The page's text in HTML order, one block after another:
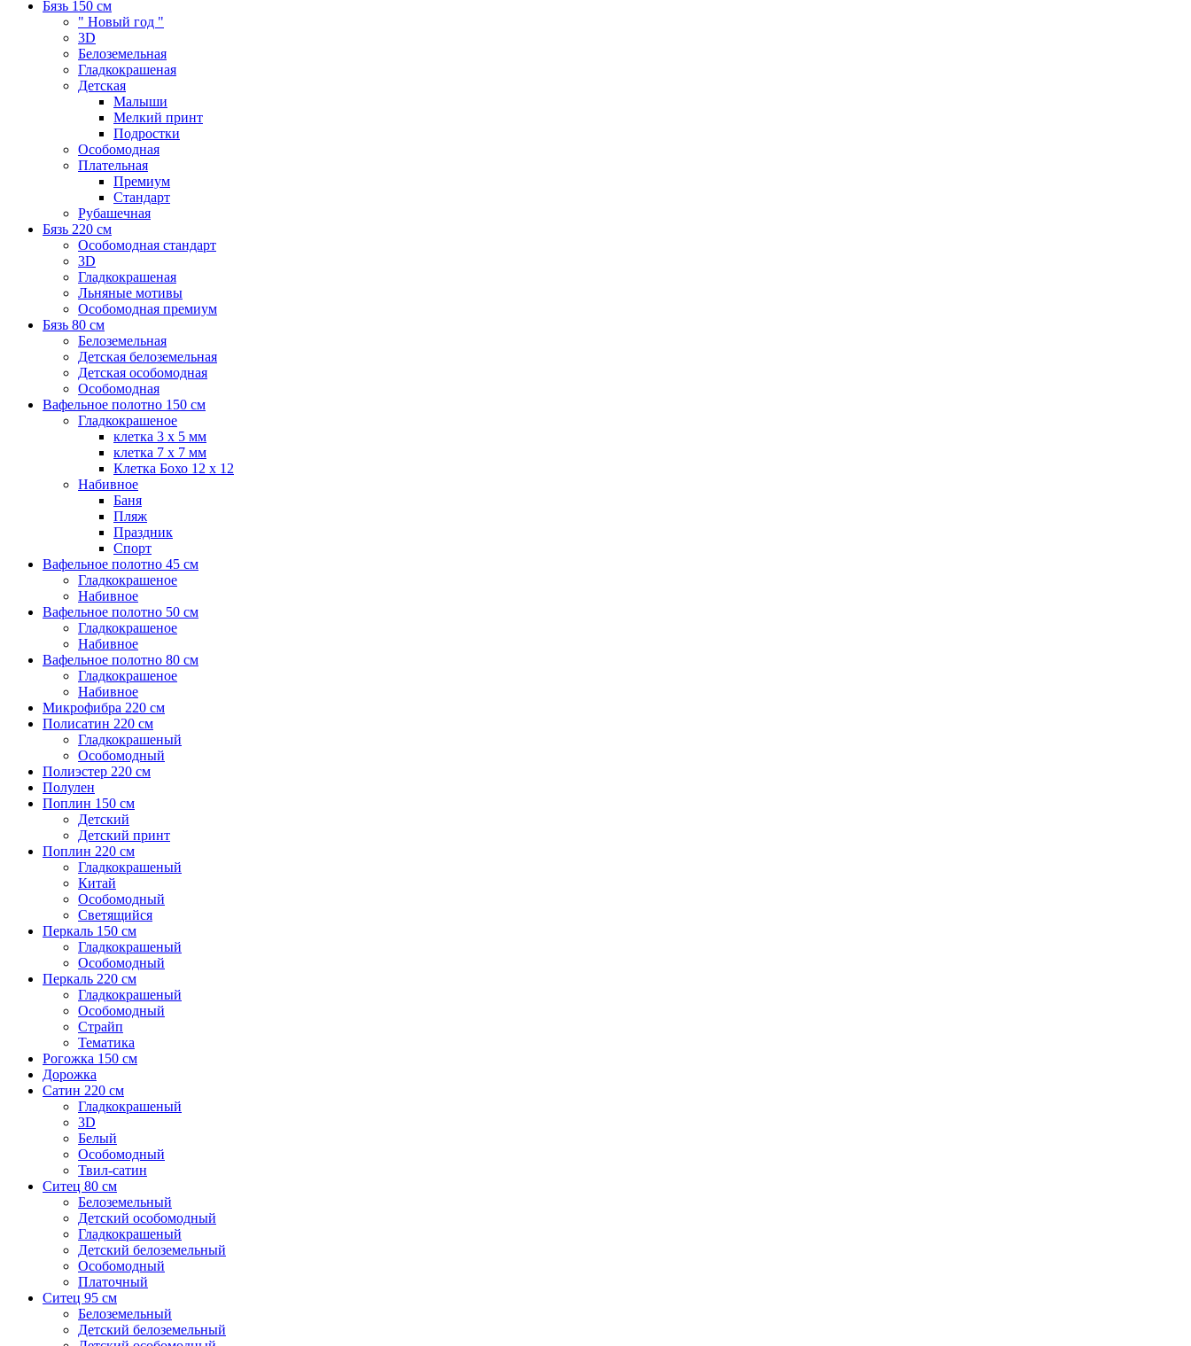
Бязь 150 см
" Новый год "
3D
Белоземельная
Гладкокрашеная
Детская
Малыши
Мелкий принт
Подростки
Особомодная
Плательная
Премиум
Стандарт
Рубашечная
Бязь 220 см
Особомодная стандарт
3D
Гладкокрашеная
Льняные мотивы
Особомодная премиум
Бязь 80 см
Белоземельная
Детская белоземельная
Детская особомодная
Особомодная
Вафельное полотно 150 см
Гладкокрашеное
клетка 3 х 5 мм
клетка 7 х 7 мм
Клетка Бохо 12 x 12
Набивное
Баня
Пляж
Праздник
Спорт
Вафельное полотно 45 см
Гладкокрашеное
Набивное
Вафельное полотно 50 см
Гладкокрашеное
Набивное
Вафельное полотно 80 см
Гладкокрашеное
Набивное
Микрофибра 220 см
Полисатин 220 см
Гладкокрашеный
Особомодный
Полиэстер 220 см
Полулен
Поплин 150 см
Детский
Детский принт
Поплин 220 см
Гладкокрашеный
Китай
Особомодный
Светящийся
Перкаль 150 см
Гладкокрашеный
Особомодный
Перкаль 220 см
Гладкокрашеный
Особомодный
Страйп
Тематика
Рогожка 150 см
Дорожка
Сатин 220 см
Гладкокрашеный
3D
Белый
Особомодный
Твил-сатин
Ситец 80 см
Белоземельный
Детский особомодный
Гладкокрашеный
Детский белоземельный
Особомодный
Платочный
Ситец 95 см
Белоземельный
Детский белоземельный